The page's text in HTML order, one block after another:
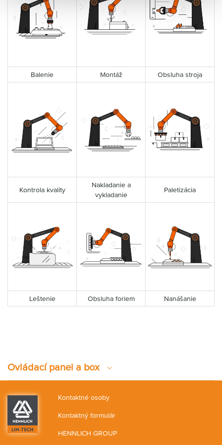
Balenie Montáž Obsluha stroja
Kontrola kvality
Nakladanie a
vykladanie
Paletizácia
Leštenie Obsluha foriem Nanášanie
Ovládací panel a box
Kontaktné osoby
Kontaktný formulár
HENNLICH GROUP